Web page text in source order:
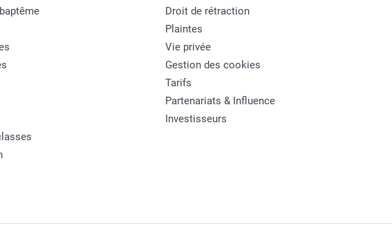
Droit de rétraction
Plaintes
Vie privée
Gestion des cookies
Tarifs
Partenariats & Influence
Investisseurs